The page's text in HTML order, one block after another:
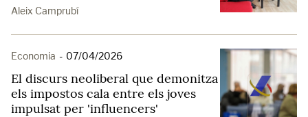
Aleix Camprubí
Economia - 07/04/2026
El discurs neoliberal que demonitza
els impostos cala entre els joves
impulsat per 'influencers'